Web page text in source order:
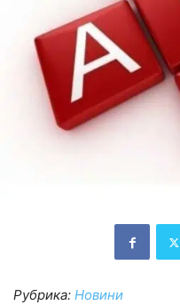
Рубрика: Новини